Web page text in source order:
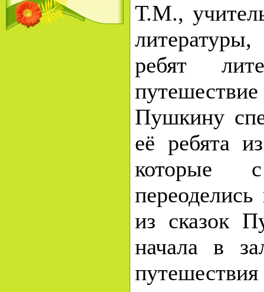
Т.М.,
ребят
Пушкину
её ребята
которые с
из сказок
начала в